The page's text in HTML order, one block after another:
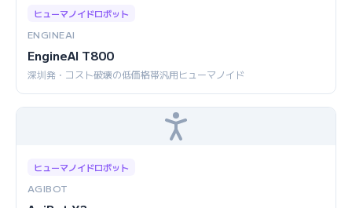
ヒューマノイドロボット
ENGINEAI
EngineAI T800
深圳発・コスト破壊の低価格帯汎用ヒューマノイド
ヒューマノイドロボット
AGIBOT